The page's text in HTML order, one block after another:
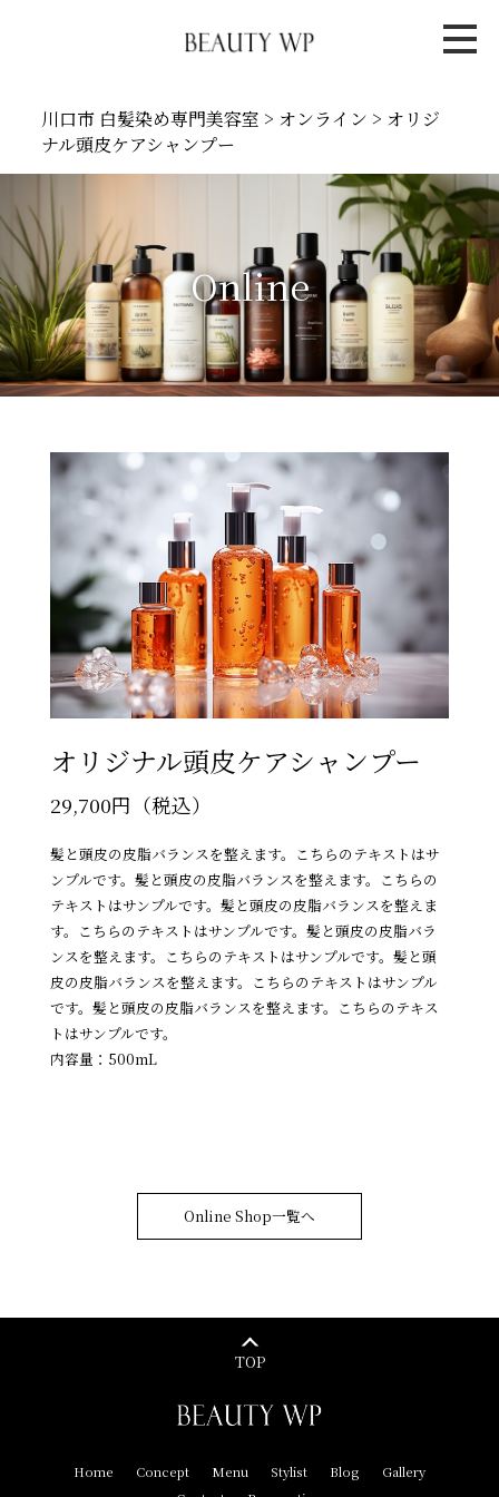
川口市 白髪染め専門美容室 > オンライン > オリジ
ナル頭皮ケアシャンプー
Online
オリジナル頭皮ケアシャンプー
29,700円（税込）
髪と頭皮の皮脂バランスを整えます。こちらのテキストはサ
ンプルです。髪と頭皮の皮脂バランスを整えます。こちらの
テキストはサンプルです。髪と頭皮の皮脂バランスを整えま
す。こちらのテキストはサンプルです。髪と頭皮の皮脂バラ
ンスを整えます。こちらのテキストはサンプルです。髪と頭
皮の皮脂バランスを整えます。こちらのテキストはサンプル
です。髪と頭皮の皮脂バランスを整えます。こちらのテキス
トはサンプルです。
内容量：500mL
Online Shop一覧へ
TOP
Home Concept Menu Stylist Blog
Gallery